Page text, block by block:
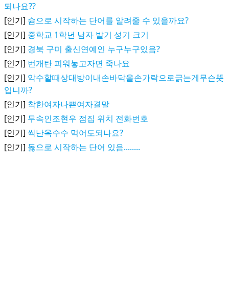
되나요??
[인기] 슘으로 시작하는 단어를 알려줄 수 있을까요?
[인기] 중학교 1학년 남자 발기 성기 크기
[인기] 경북 구미 출신연예인 누구누구있음?
[인기] 번개탄 피워놓고자면 죽나요
[인기] 악수할때상대방이내손바닥을손가락으로긁는게무슨뜻
입니까?
[인기] 착한여자나쁜여자결말
[인기] 무속인조현우 점집 위치 전화번호
[인기] 싹난옥수수 먹어도되나요?
[인기] 돓으로 시작하는 단어 있음........